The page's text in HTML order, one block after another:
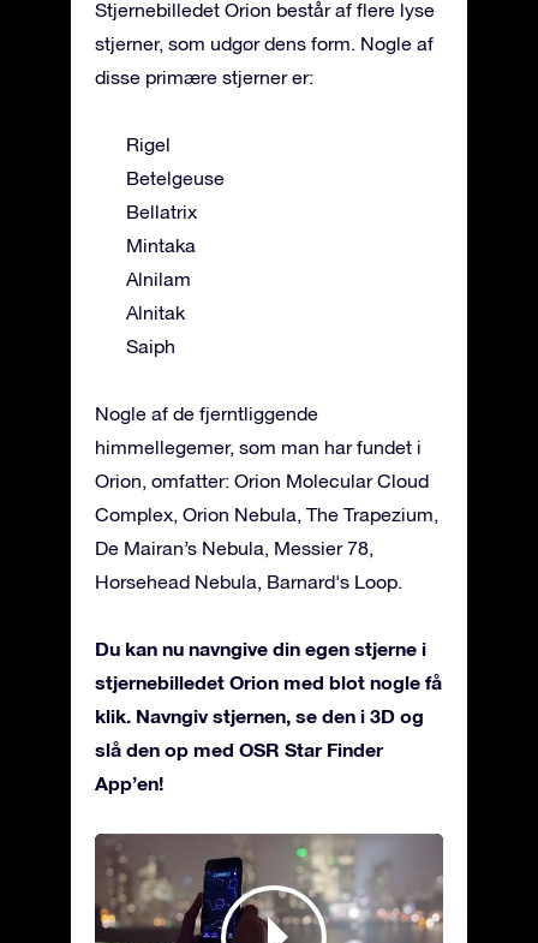
Stjernebilledet Orion består af flere lyse
stjerner, som udgør dens form. Nogle af
disse primære stjerner er:
Rigel
Betelgeuse
Bellatrix
Mintaka
Alnilam
Alnitak
Saiph
Nogle af de fjerntliggende
himmellegemer, som man har fundet i
Orion, omfatter: Orion Molecular Cloud
Complex, Orion Nebula, The Trapezium,
De Mairan’s Nebula, Messier 78,
Horsehead Nebula, Barnard's Loop.
Du kan nu navngive din egen stjerne i
stjernebilledet Orion med blot nogle få
klik. Navngiv stjernen, se den i 3D og
slå den op med OSR Star Finder
App’en!